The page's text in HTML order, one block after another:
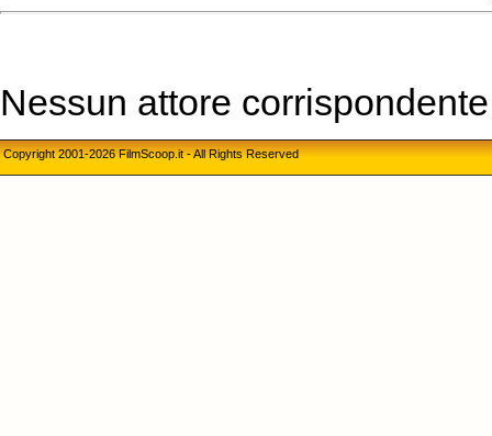
Nessun attore
Copyright 2001-2026 FilmScoop.it - All Rights Reserved